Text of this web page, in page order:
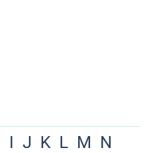
I J K L M N